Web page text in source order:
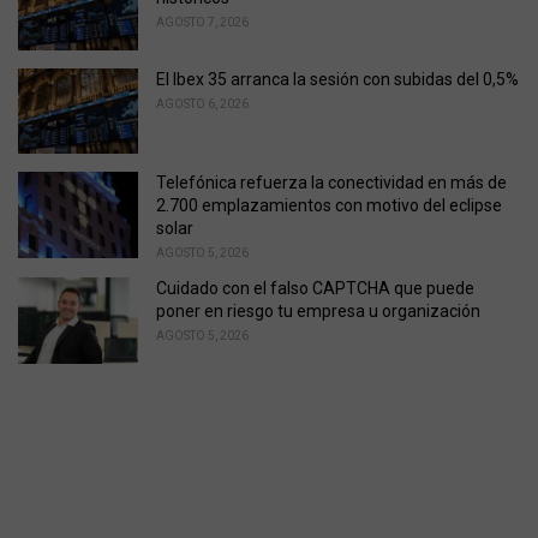
AGOSTO 7, 2026
El Ibex 35 arranca la sesión con subidas del 0,5%
AGOSTO 6, 2026
Telefónica refuerza la conectividad en más de
2.700 emplazamientos con motivo del eclipse
solar
AGOSTO 5, 2026
Cuidado con el falso CAPTCHA que puede
poner en riesgo tu empresa u organización
AGOSTO 5, 2026